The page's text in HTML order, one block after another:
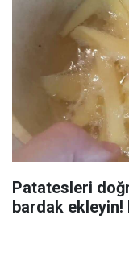
Patatesleri
bardak ekleyin!